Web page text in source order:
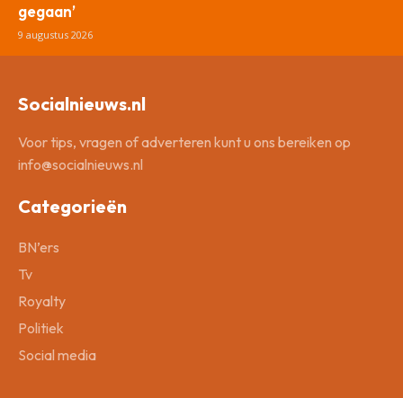
gegaan’
9 augustus 2026
Socialnieuws.nl
Voor tips, vragen of adverteren kunt u ons bereiken op
info@socialnieuws.nl
Categorieën
BN’ers
Tv
Royalty
Politiek
Social media